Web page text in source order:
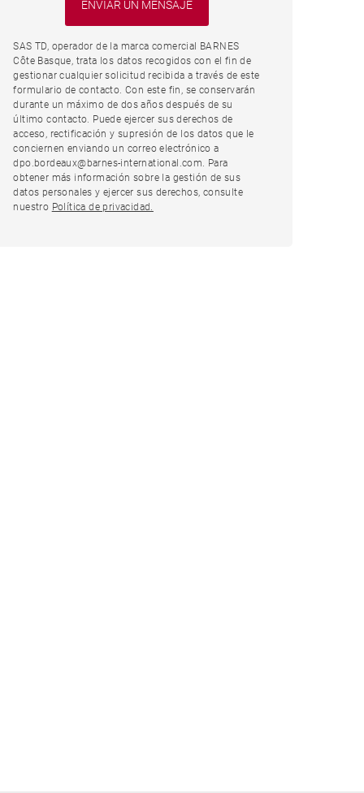
SAS TD, operador de la marca comercial BARNES
Côte Basque, trata los datos recogidos con el fin de
gestionar cualquier solicitud recibida a través de este
formulario de contacto. Con este fin, se conservarán
durante un máximo de dos años después de su
último contacto. Puede ejercer sus derechos de
acceso, rectificación y supresión de los datos que le
conciernen enviando un correo electrónico a
dpo.bordeaux@barnes-international.com. Para
obtener más información sobre la gestión de sus
datos personales y ejercer sus derechos, consulte
nuestro Política de privacidad.